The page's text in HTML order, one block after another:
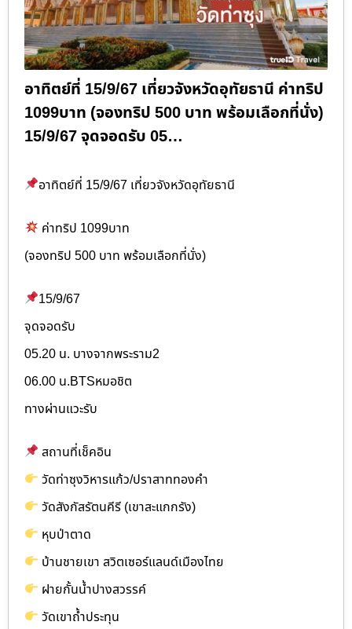
อาทิตย์ที่ 15/9/67 เที่ยวจังหวัดอุทัยธานี ค่าทริป
1099บาท (จองทริป 500 บาท พร้อมเลือกที่นั่ง)
15/9/67 จุดจอดรับ 05…
อาทิตย์ที่ 15/9/67 เที่ยวจังหวัดอุทัยธานี
ค่าทริป 1099บาท
(จองทริป 500 บาท พร้อมเลือกที่นั่ง)
15/9/67
จุดจอดรับ
05.20 น. บางจากพระราม2
06.00 น.BTSหมอชิต
ทางผ่านแวะรับ
สถานที่เช็คอิน
วัดท่าซุงวิหารแก้ว/ปราสาททองคำ
วัดสังกัสรัตนคีรี (เขาสะแกกรัง)
หุบป่าตาด
บ้านชายเขา สวิตเซอร์แลนด์เมืองไทย
ฝายกั้นน้ำปางสวรรค์
วัดเขาถ้ำประทุน